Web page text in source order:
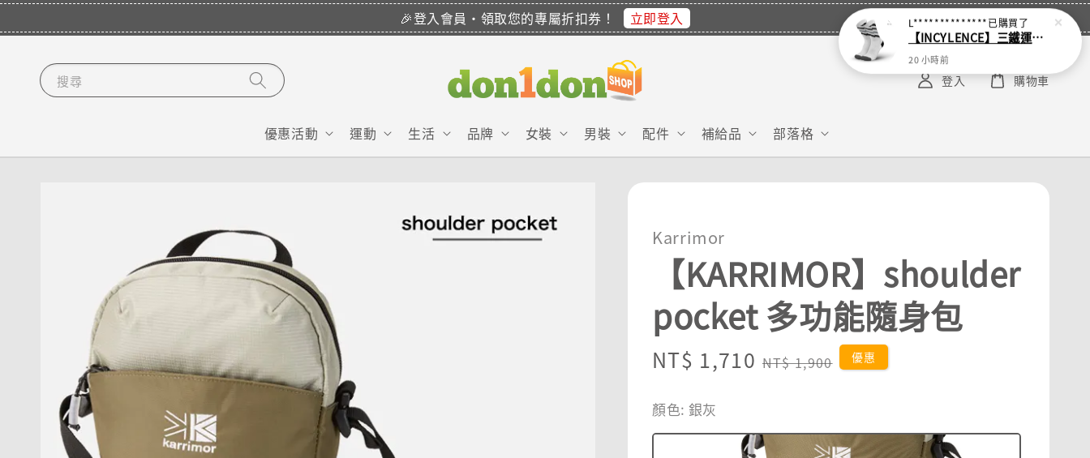
🎉登入會員・領取您的專屬折扣券！ 立即登入
搜尋
優惠活動 運動 生活 品牌 女裝 男裝 配件 補給品 部落格
登入 購物車
Karrimor
【KARRIMOR】shoulder
pocket 多功能隨身包
Sale
NT$ 1,710 Regular
NT$ 1,900 優惠
顏色: 銀灰
L**************已購買了
【INCYLENCE】三鐵運動機能襪 Waves White
20 小時前